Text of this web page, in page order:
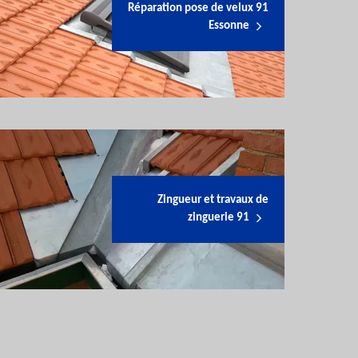
Réparation pose de velux 91
Essonne
Zingueur et travaux de
zinguerie 91